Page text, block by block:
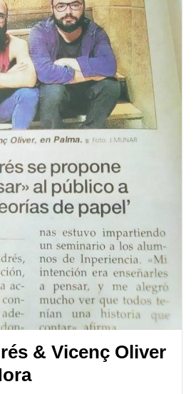
& Vicenç Oliver